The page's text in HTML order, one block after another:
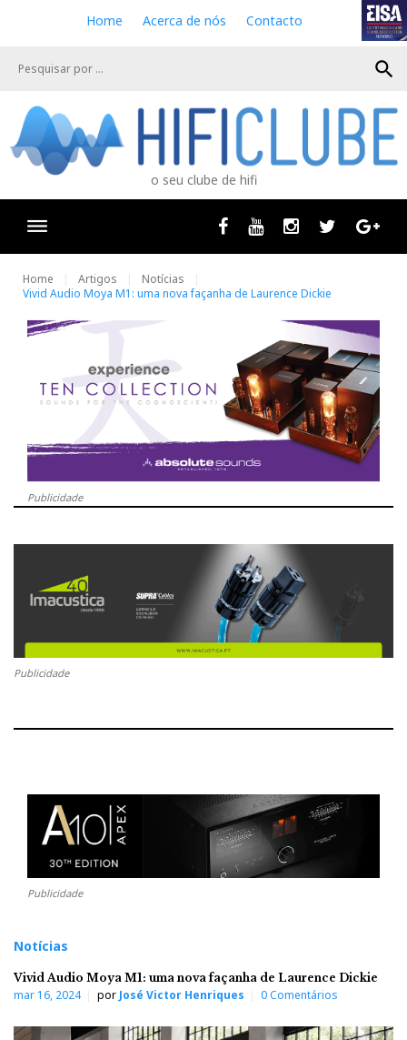
e
Home Acerca de nós Contacto
search
o seu clube de hifi
Facebook
Youtube InstagramTwitter
Home Artigos
Notícias
Vivid Audio Moya M1: uma nova façanha de Laurence Dickie
Publicidade
Publicidade
Publicidade
Notícias
Vivid Audio Moya M1: uma nova façanha de Laurence Dickie
mar 16, 2024 por José Victor Henriques 0 Comentários